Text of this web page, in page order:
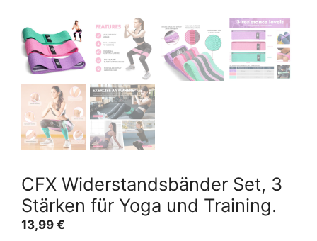
CFX Widerstandsbänder Set, 3
Stärken für Yoga und Training.
13,99 €